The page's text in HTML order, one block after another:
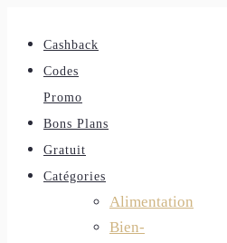
Cashback
Codes
Promo
Bons Plans
Gratuit
Catégories
Alimentation
Bien-